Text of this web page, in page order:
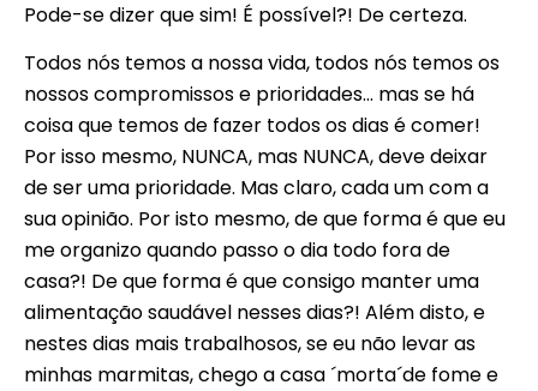
Pode-se dizer que sim! É possível?! De certeza.
Todos nós temos a nossa vida, todos nós temos os
nossos compromissos e prioridades… mas se há
coisa que temos de fazer todos os dias é comer!
Por isso mesmo, NUNCA, mas NUNCA, deve deixar
de ser uma prioridade. Mas claro, cada um com a
sua opinião. Por isto mesmo, de que forma é que eu
me organizo quando passo o dia todo fora de
casa?! De que forma é que consigo manter uma
alimentação saudável nesses dias?! Além disto, e
nestes dias mais trabalhosos, se eu não levar as
minhas marmitas, chego a casa ´morta´de fome e